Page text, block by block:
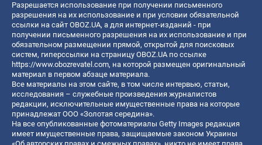
Разрешается использование при получении письменного
разрешения на их использование и при условии обязательной
ссылки на сайт OBOZ.UA, а для интернет-изданий - при
получении письменного разрешения на их использование и при
обязательном размещении прямой, открытой для поисковых
систем, гиперссылки на страницу OBOZ.UA по ссылке
https://www.obozrevatel.com, на которой размещен оригинальный
материал в первом абзаце материала.
Все материалы на этом сайте, в том числе интервью, статьи,
исследования – служебные произведения журналистов
редакции, исключительные имущественные права на которые
принадлежат ООО «Золотая середина».
На все опубликованные фотоматериалы Getty Images редакция
имеет имущественные права, защищаемые законом Украины